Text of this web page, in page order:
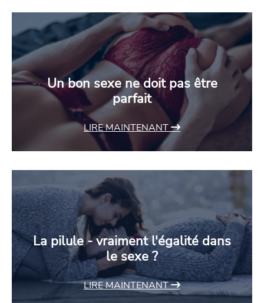
Un bon sexe ne doit pas être
parfait
LIRE MAINTENANT
La pilule - vraiment l'égalité dans
le sexe ?
LIRE MAINTENANT